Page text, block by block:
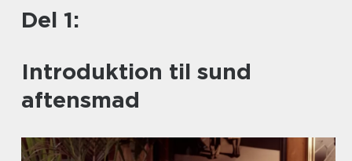
Del 1:
Introduktion til sund
aftensmad